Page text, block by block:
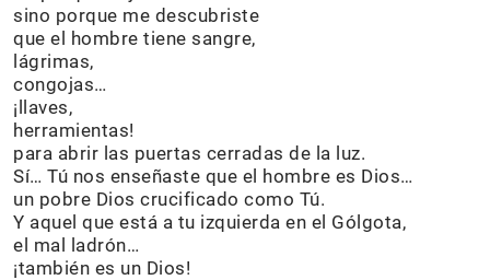
sino porque me descubriste
que el hombre tiene sangre,
lágrimas,
congojas…
¡llaves,
herramientas!
para abrir las puertas cerradas de la luz.
Sí… Tú nos enseñaste que el hombre es Dios…
un pobre Dios crucificado como Tú.
Y aquel que está a tu izquierda en el Gólgota,
el mal ladrón…
¡también es un Dios!